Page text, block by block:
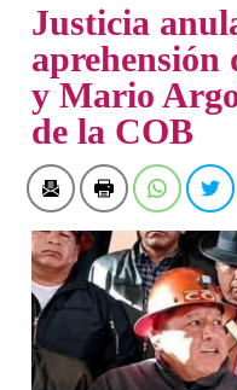
Justicia
aprehensión
y Mario
de la COB